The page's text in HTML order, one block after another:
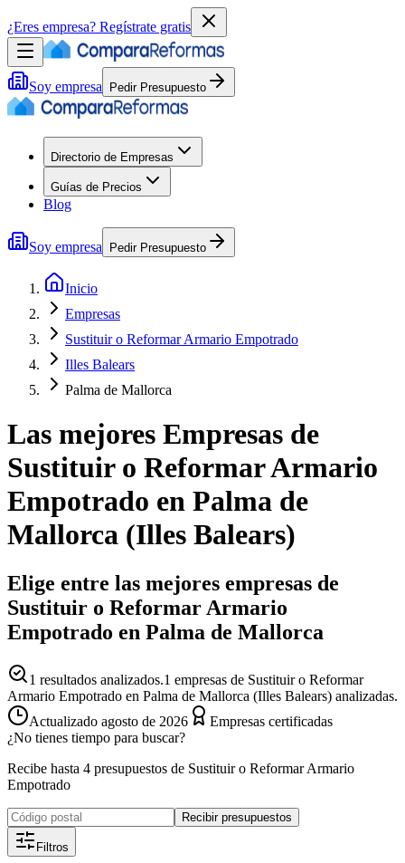
¿Eres empresa? Regístrate gratis
Soy empresa Pedir Presupuesto
Directorio de Empresas
Guías de Precios
Blog
Soy empresa Pedir Presupuesto
Inicio
Empresas
Sustituir o Reformar Armario Empotrado
Illes Balears
Palma de Mallorca
Las mejores Empresas de
Sustituir o Reformar Armario
Empotrado en Palma de
Mallorca (Illes Balears)
Elige entre las mejores empresas de
Sustituir o Reformar Armario
Empotrado en Palma de Mallorca
1 resultados analizados.1 empresas de Sustituir o Reformar
Armario Empotrado en Palma de Mallorca (Illes Balears) analizadas.
Actualizado agosto de 2026
Empresas certificadas
¿No tienes tiempo para buscar?
Recibe hasta 4 presupuestos de Sustituir o Reformar Armario
Empotrado
Recibir presupuestos
Filtros